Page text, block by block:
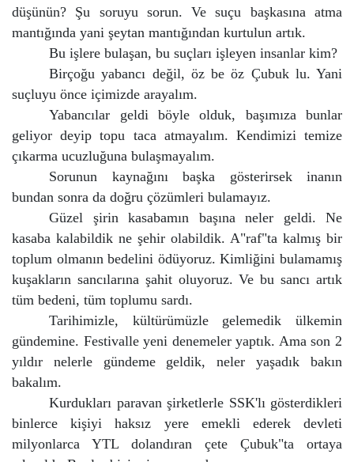
düşünün? Şu soruyu sorun. Ve suçu başkasına atma
mantığında yani şeytan mantığından kurtulun artık.
Bu işlere bulaşan, bu suçları işleyen insanlar kim?
Birçoğu yabancı değil, öz be öz Çubuk lu. Yani
suçluyu önce içimizde arayalım.
Yabancılar geldi böyle olduk, başımıza bunlar
geliyor deyip topu taca atmayalım. Kendimizi temize
çıkarma ucuzluğuna bulaşmayalım.
Sorunun kaynağını başka gösterirsek inanın
bundan sonra da doğru çözümleri bulamayız.
Güzel şirin kasabamın başına neler geldi. Ne
kasaba kalabildik ne şehir olabildik. A"raf"ta kalmış bir
toplum olmanın bedelini ödüyoruz. Kimliğini bulamamış
kuşakların sancılarına şahit oluyoruz. Ve bu sancı artık
tüm bedeni, tüm toplumu sardı.
Tarihimizle, kültürümüzle gelemedik ülkemin
gündemine. Festivalle yeni denemeler yaptık. Ama son 2
yıldır nelerle gündeme geldik, neler yaşadık bakın
bakalım.
Kurdukları paravan şirketlerle SSK'lı gösterdikleri
binlerce kişiyi haksız yere emekli ederek devleti
milyonlarca YTL dolandıran çete Çubuk"ta ortaya